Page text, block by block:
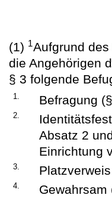
(1) 1Aufgrund des
die Angehörigen
§ 3 folgende
1. Befragung
2.
Absatz 2
Einrichtung
3.
4. Gewahrsam